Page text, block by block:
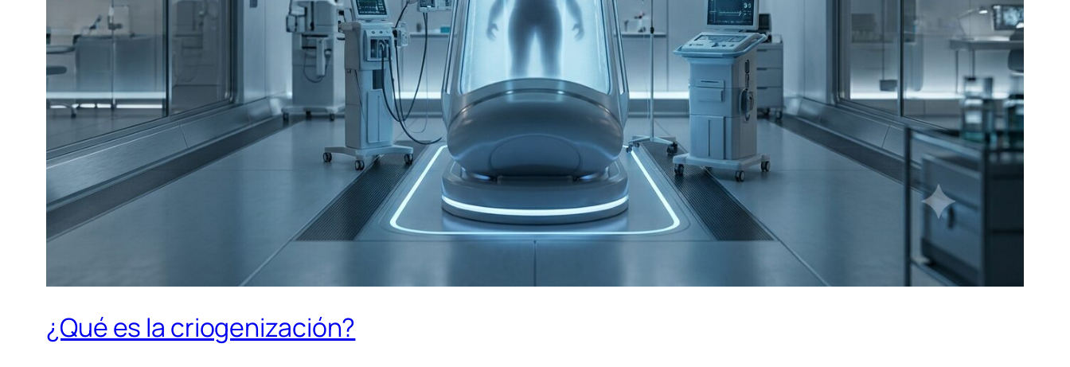
¿Qué es la criogenización?